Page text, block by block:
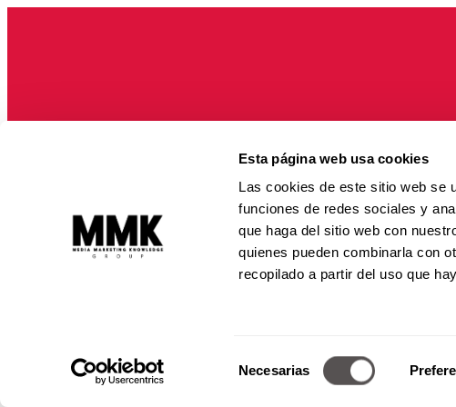
Esta página web usa cookies
Las cookies de este sitio web se
funciones de redes sociales y
que haga del sitio web con
quienes pueden combinarla con
recopilado a partir del uso que
Necesarias
© Todos los Derechos
Prohibida la